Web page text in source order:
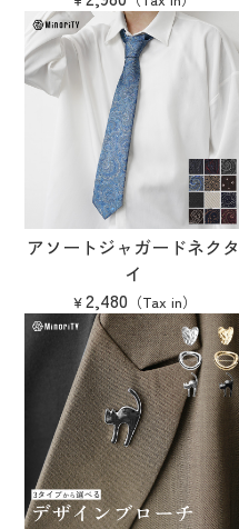
アソートジャガードネクタ
イ
2,480